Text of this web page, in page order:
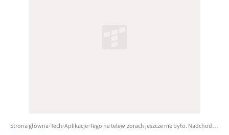
Strona główna Tech Aplikacje Tego na telewizorach jeszcze nie było. Nadchodzi nowa aplikacja